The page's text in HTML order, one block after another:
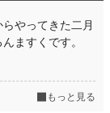
やってきた二月
ますくです。
もっと見る